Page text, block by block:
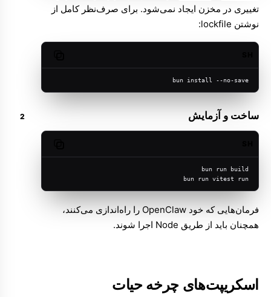
تغییری در مخزن ایجاد نمی‌شود. برای صرف‌نظر کامل از
نوشتن lockfile:
bun install --no-save
ساخت و آزمایش
bun run build
bun run vitest run
فرمان‌هایی که خود OpenClaw را راه‌اندازی می‌کنند،
همچنان باید از طریق Node اجرا شوند.
اسکریپت‌های چرخه حیات